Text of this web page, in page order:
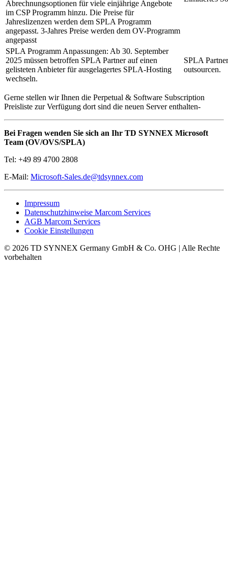
Abrechnungsoptionen für viele einjährige Angebote
im CSP Programm hinzu. Die Preise für
Jahreslizenzen werden dem SPLA Programm
angepasst. 3-Jahres Preise werden dem OV-Programm
angepasst
SPLA Programm Anpassungen: Ab 30. September
2025 müssen betroffen SPLA Partner auf einen
gelisteten Anbieter für ausgelagertes SPLA-Hosting
wechseln.
SPLA
outsourcen.
Gerne stellen wir Ihnen die Perpetual & Software Subscription
Preisliste zur Verfügung dort sind die neuen Server enthalten-
Bei Fragen wenden Sie sich an Ihr TD SYNNEX Microsoft
Team (OV/OVS/SPLA)
Tel: +49 89 4700 2808
E-Mail: Microsoft-Sales.de@tdsynnex.com
Impressum
Datenschutzhinweise Marcom Services
AGB Marcom Services
Cookie Einstellungen
© 2026 TD SYNNEX Germany GmbH & Co. OHG | Alle Rechte
vorbehalten